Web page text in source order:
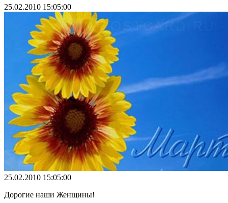
25.02.2010 15:05:00
25.02.2010 15:05:00
Дорогие наши Женщины!